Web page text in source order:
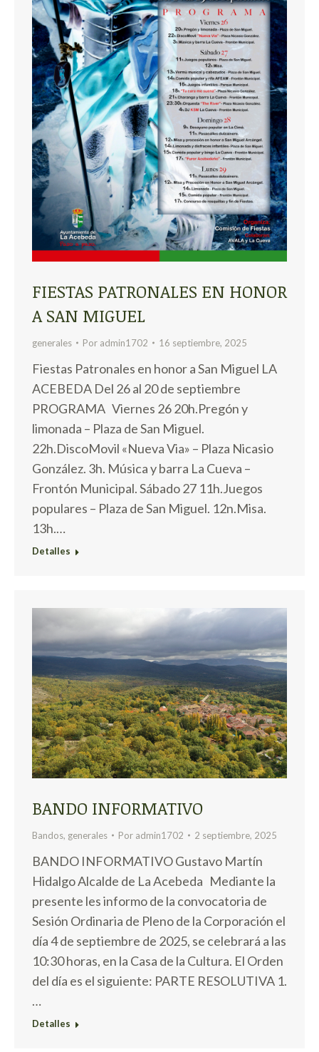
FIESTAS PATRONALES EN HONOR
A SAN MIGUEL
generales Por admin1702 16 septiembre, 2025
Fiestas Patronales en honor a San Miguel LA
ACEBEDA Del 26 al 20 de septiembre
PROGRAMA Viernes 26 20h.Pregón y
limonada – Plaza de San Miguel.
22h.DiscoMovil «Nueva Via» – Plaza Nicasio
González. 3h. Música y barra La Cueva –
Frontón Municipal. Sábado 27 11h.Juegos
populares – Plaza de San Miguel. 12n.Misa.
13h.…
Detalles
BANDO INFORMATIVO
Bandos, generales Por admin1702 2 septiembre, 2025
BANDO INFORMATIVO Gustavo Martín
Hidalgo Alcalde de La Acebeda Mediante la
presente les informo de la convocatoria de
Sesión Ordinaria de Pleno de la Corporación el
día 4 de septiembre de 2025, se celebrará a las
10:30 horas, en la Casa de la Cultura. El Orden
del día es el siguiente: PARTE RESOLUTIVA 1.
…
Detalles